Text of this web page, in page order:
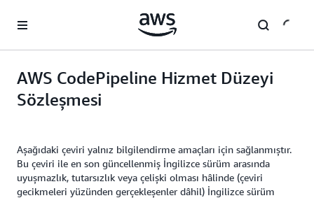
AWS CodePipeline Hizmet Düzeyi
Sözleşmesi
Aşağıdaki çeviri yalnız bilgilendirme amaçları için sağlanmıştır.
Bu çeviri ile en son güncellenmiş İngilizce sürüm arasında
uyuşmazlık, tutarsızlık veya çelişki olması hâlinde (çeviri
gecikmeleri yüzünden gerçekleşenler dâhil) İngilizce sürüm